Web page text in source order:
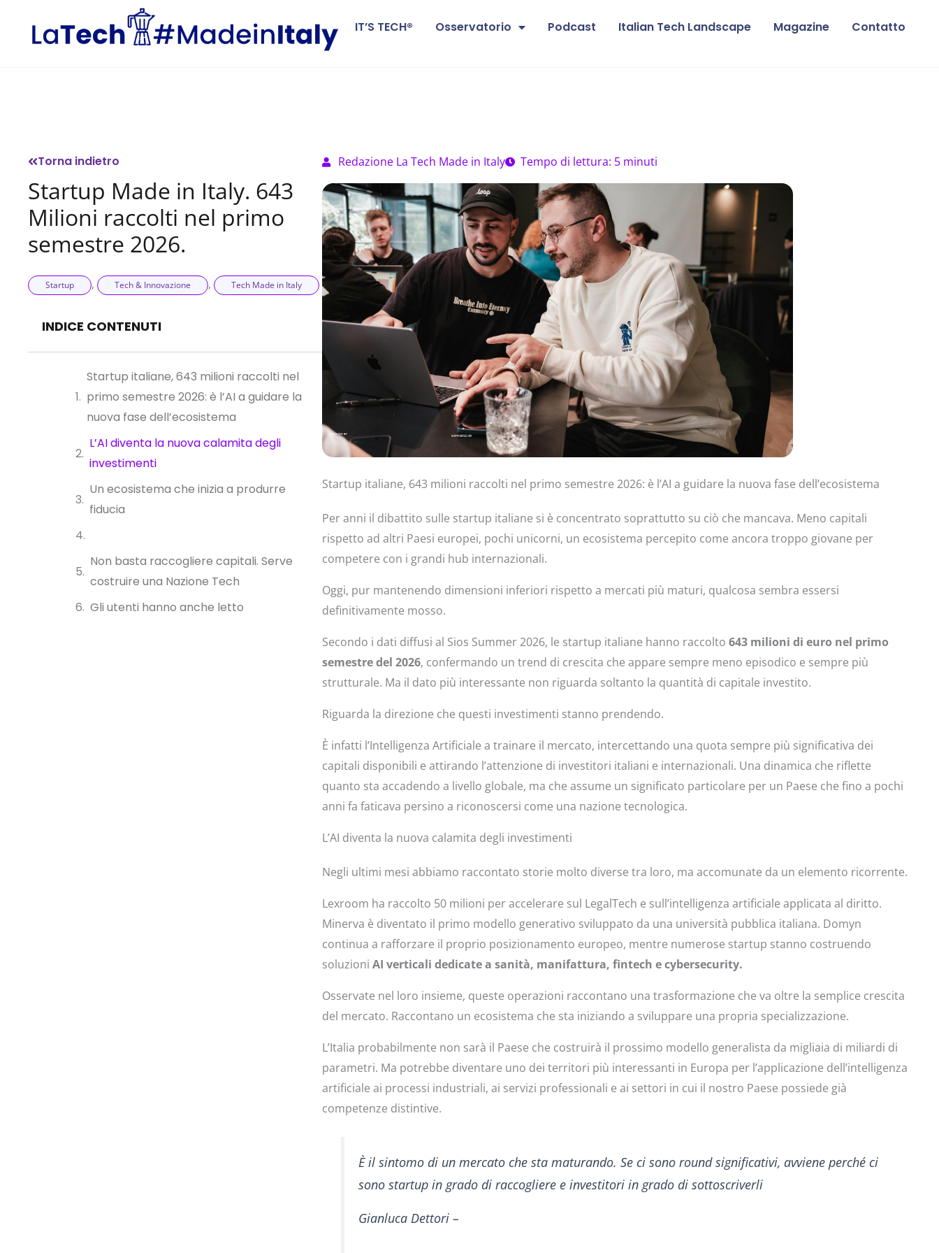
IT’S TECH® Osservatorio Podcast Italian Tech Landscape Magazine Contatto
Torna indietro
Startup Made in Italy. 643
Milioni raccolti nel primo
semestre 2026.
Startup , Tech & Innovazione , Tech Made in Italy
INDICE CONTENUTI
Startup italiane, 643 milioni raccolti nel
primo semestre 2026: è l’AI a guidare la
nuova fase dell’ecosistema
L’AI diventa la nuova calamita degli
investimenti
Un ecosistema che inizia a produrre
fiducia
Non basta raccogliere capitali. Serve
costruire una Nazione Tech
Gli utenti hanno anche letto
Redazione La Tech Made in Italy Tempo di lettura: 5 minuti
Startup italiane, 643 milioni raccolti nel primo semestre 2026: è l’AI a guidare la nuova fase dell’ecosistema
Per anni il dibattito sulle startup italiane si è concentrato soprattutto su ciò che mancava. Meno capitali
rispetto ad altri Paesi europei, pochi unicorni, un ecosistema percepito come ancora troppo giovane per
competere con i grandi hub internazionali.
Oggi, pur mantenendo dimensioni inferiori rispetto a mercati più maturi, qualcosa sembra essersi
definitivamente mosso.
Secondo i dati diffusi al Sios Summer 2026, le startup italiane hanno raccolto643 milioni di euro nel primo
semestre del 2026, confermando un trend di crescita che appare sempre meno episodico e sempre più
strutturale. Ma il dato più interessante non riguarda soltanto la quantità di capitale investito.
Riguarda la direzione che questi investimenti stanno prendendo.
È infatti l’Intelligenza Artificiale a trainare il mercato, intercettando una quota sempre più significativa dei
capitali disponibili e attirando l’attenzione di investitori italiani e internazionali. Una dinamica che riflette
quanto sta accadendo a livello globale, ma che assume un significato particolare per un Paese che fino a pochi
anni fa faticava persino a riconoscersi come una nazione tecnologica.
L’AI diventa la nuova calamita degli investimenti
Negli ultimi mesi abbiamo raccontato storie molto diverse tra loro, ma accomunate da un elemento ricorrente.
Lexroom ha raccolto 50 milioni per accelerare sul LegalTech e sull’intelligenza artificiale applicata al diritto.
Minerva è diventato il primo modello generativo sviluppato da una università pubblica italiana. Domyn
continua a rafforzare il proprio posizionamento europeo, mentre numerose startup stanno costruendo
soluzioniAI verticali dedicate a sanità, manifattura, fintech e cybersecurity.
Osservate nel loro insieme, queste operazioni raccontano una trasformazione che va oltre la semplice crescita
del mercato. Raccontano un ecosistema che sta iniziando a sviluppare una propria specializzazione.
L’Italia probabilmente non sarà il Paese che costruirà il prossimo modello generalista da migliaia di miliardi di
parametri. Ma potrebbe diventare uno dei territori più interessanti in Europa per l’applicazione dell’intelligenza
artificiale ai processi industriali, ai servizi professionali e ai settori in cui il nostro Paese possiede già
competenze distintive.
È il sintomo di un mercato che sta maturando. Se ci sono round significativi, avviene perché ci
sono startup in grado di raccogliere e investitori in grado di sottoscriverli
Gianluca Dettori –